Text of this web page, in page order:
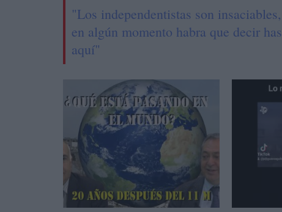
"Los independentistas son insaciables,
en algún momento habra que decir
aquí"